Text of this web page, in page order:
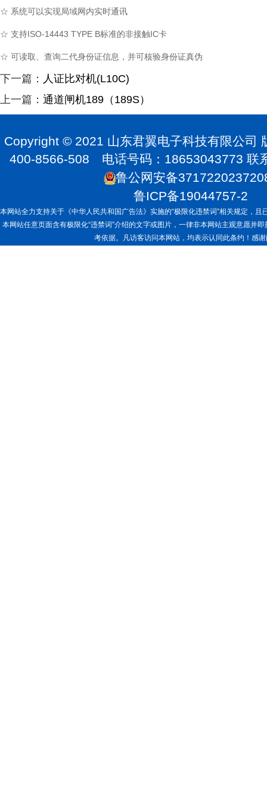
☆ 系统可以实现局域网内实时通讯
☆ 支持ISO-14443 TYPE B标准的非接触IC卡
☆ 可读取、查询二代身份证信息，并可核验身份证真伪
下一篇： 人证比对机(L10C)
上一篇： 通道闸机189（189S）
Copyright © 2021 山东君翼电子科技有限公司
400-8566-508 电话号码：18653043773 联
鲁公网安备
鲁ICP备19044757-2
本网站全力支持关于《中华人民共和国广告法》实施的“极限化违禁词”相关规定，且
本网站任意页面含有极限化“违禁词”介绍的文字或图片，一律非本网站主观意愿并
考依据。凡访客访问本网站，均表示认同此条约！感